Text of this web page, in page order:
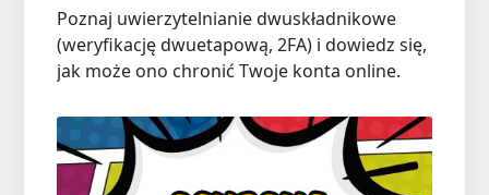
Poznaj uwierzytelnianie dwuskładnikowe
(weryfikację dwuetapową, 2FA) i dowiedz się,
jak może ono chronić Twoje konta online.